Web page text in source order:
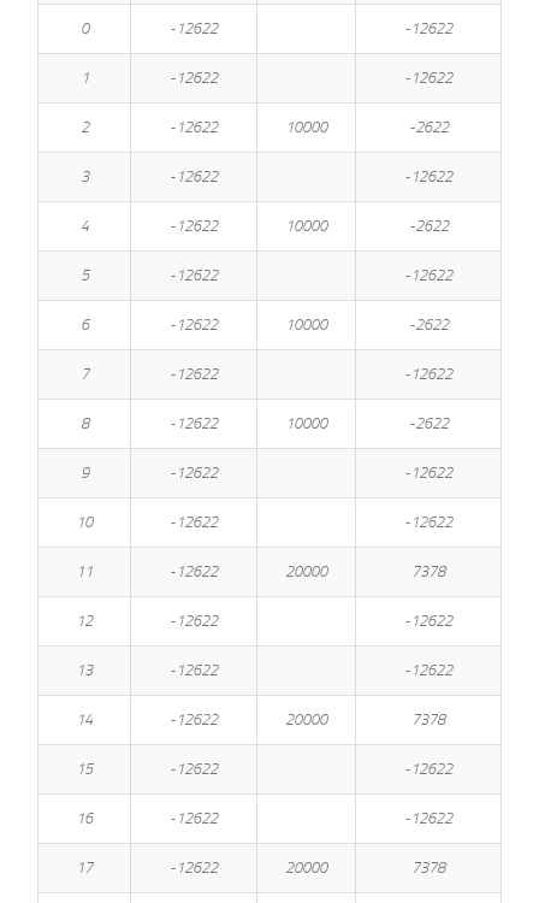
0 -12622 -12622
1 -12622 -12622
2 -12622 10000 -2622
3 -12622 -12622
4 -12622 10000 -2622
5 -12622 -12622
6 -12622 10000 -2622
7 -12622 -12622
8 -12622 10000 -2622
9 -12622 -12622
10 -12622 -12622
11 -12622 20000 7378
12 -12622 -12622
13 -12622 -12622
14 -12622 20000 7378
15 -12622 -12622
16 -12622 -12622
17 -12622 20000 7378